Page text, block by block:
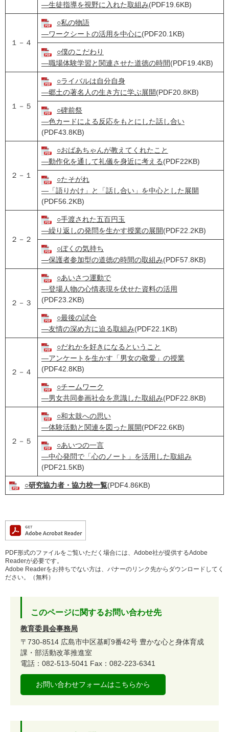
―生徒指導を視野に入れた取組み(PDF19.6KB)
１－４
○私の物語
―ワークシートの活用を中心に(PDF20.1KB)
○僕のこだわり
―職場体験学習と関連させた道徳の時間(PDF19.4KB)
１－５
○ライバルは自分自身
―郷土の著名人の生き方に学ぶ展開(PDF20.8KB)
○碑前祭
―色カードによる反応をもとにした話し合い
(PDF43.8KB)
２－１
○おばあちゃんが教えてくれたこと
―動作化を通して礼儀を身近に考える(PDF22KB)
○たそがれ
―「語りかけ」と「話し合い」を中心とした展開
(PDF56.2KB)
２－２
○手渡された五百円玉
―繰り返しの発問を生かす授業の展開(PDF22.2KB)
○ぼくの気持ち
―保護者参加型の道徳の時間の取組み(PDF57.8KB)
２－３
○あいさつ運動で
―登場人物の心情表現を伏せた資料の活用
(PDF23.2KB)
○最後の試合
―友情の深め方に迫る取組み(PDF22.1KB)
２－４
○だれかを好きになるということ
―アンケートを生かす「男女の敬愛」の授業
(PDF42.8KB)
○チームワーク
―男女共同参画社会を意識した取組み(PDF22.8KB)
２－５
○和太鼓への思い
―体験活動と関連を図った展開(PDF22.6KB)
○あいつの一言
―中心発問で「心のノート」を活用した取組み
(PDF21.5KB)
○研究協力者・協力校一覧(PDF4.86KB)
PDF形式のファイルをご覧いただく場合には、Adobe社が提供するAdobe
Readerが必要です。
Adobe Readerをお持ちでない方は、バナーのリンク先からダウンロードしてく
ださい。（無料）
このページに関するお問い合わせ先
教育委員会事務局
〒730-8514 広島市中区基町9番42号 豊かな心と身体育成
課・部活動改革推進室
電話：082-513-5041 Fax：082-223-6341
お問い合わせフォームはこちらから